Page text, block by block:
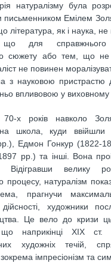
натуралізму була
письменником Емілем
література, як і наука,
що для
сюжету або тем, що не
не повинен
з науковою пристрастю
впливовою у виховному
х років навколо
школа, куди
Едмон Гонкур (1822-
рр.) та інші. Вона
Відігравши велику
процесу, натуралізм
прагнучи
художники
Це вело до кризи
що наприкінці ХІХ ст.
художніх течій,
імпресіонізм та